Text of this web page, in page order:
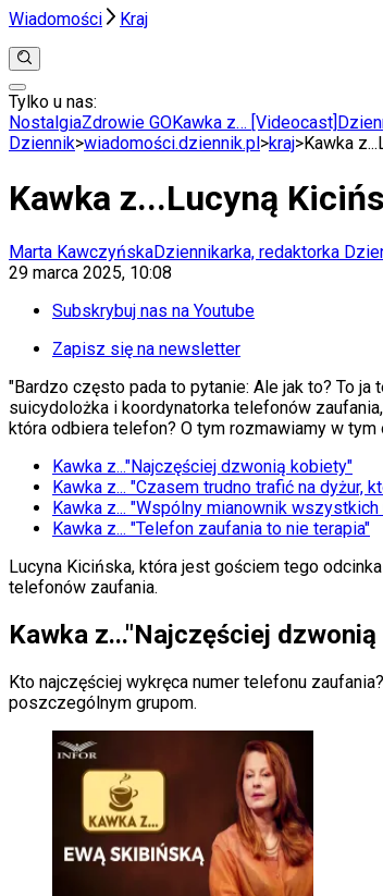
Wiadomości
Kraj
Anuluj
Wiadomości
Kraj
Nauka
Gospodarka
Aktualności
Emerytury
Finanse
Praca
Podatki
Finanse
KSEF
Auto
Auta ekologiczne
Automotive
Jednoślady
Drogi
Paliwo
Porady
Testy
Aktualności
Plotki
Hity internetu
Edukacja
Aktualności
Matura
Kobieta
Aktualności
Moda
Tylko u nas:
NostalgiaZdrowie GOKawka z… [Videocast]
Dziennik>wiadomości.dziennik.pl >kraj>Kawka
Kawka z...Lucyną
Marta KawczyńskaDziennikarka, redaktorka
29 marca 2025, 10:08
Subskrybuj nas na Youtube
Zapisz się na newsletter
"Bardzo często pada to pytanie: Ale jak to? To
suicydolożka i koordynatorka telefonów
która odbiera telefon? O tym rozmawiamy w tym
Kawka z..."Najczęściej dzwonią kobiety"
Kawka z... "Czasem trudno trafić na dyżur,
Kawka z... "Wspólny mianownik
Kawka z... "Telefon zaufania to nie terapia"
Lucyna Kicińska, która jest gościem tego odcinka
telefonów zaufania.
Kawka z..."Najczęściej
Kto najczęściej wykręca numer telefonu
poszczególnym grupom.